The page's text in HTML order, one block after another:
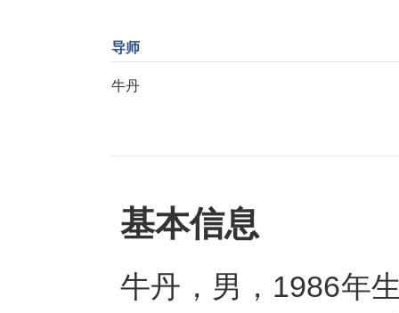
导师
牛丹
基本信息
牛丹，男，1986年